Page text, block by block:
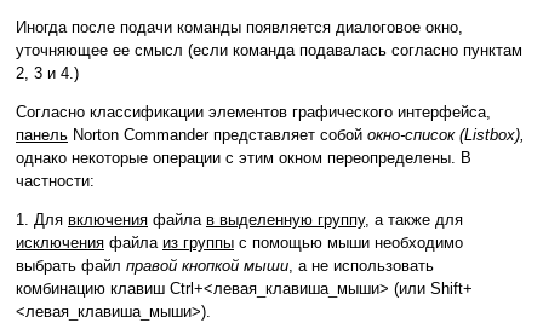
Иногда после подачи команды появляется диалоговое окно,
уточняющее ее смысл (если команда подавалась согласно пунктам
2, 3 и 4.)
Согласно классификации элементов графического интерфейса,
панель Norton Commander представляет собой окно-список (Listbox),
однако некоторые операции с этим окном переопределены. В
частности:
1. Для включения файла в выделенную группу, а также для
исключения файла из группы с помощью мыши необходимо
выбрать файл правой кнопкой мыши, а не использовать
комбинацию клавиш Ctrl+<левая_клавиша_мыши> (или Shift+
<левая_клавиша_мыши>).